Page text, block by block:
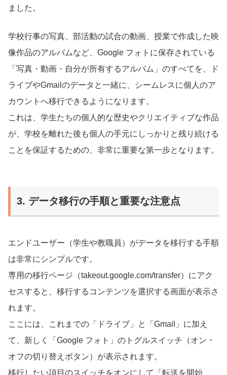
ました。
学校行事の写真、部活動の試合の動画、授業で作成した映
像作品のアルバムなど、Google フォトに保存されている
「写真・動画・自分が所有するアルバム」のすべてを、ド
ライブやGmailのデータと一緒に、シームレスに個人のア
カウントへ移行できるようになります。
これは、学生たちの個人的な歴史やクリエイティブな作品
が、学校を離れた後も個人の手元にしっかりと残り続ける
ことを保証するための、非常に重要な第一歩となります。
3. データ移行の手順と重要な注意点
エンドユーザー（学生や教職員）がデータを移行する手順
は非常にシンプルです。
専用の移行ページ（takeout.google.com/transfer）にアク
セスすると、移行するコンテンツを選択する画面が表示さ
れます。
ここには、これまでの「ドライブ」と「Gmail」に加え
て、新しく「Google フォト」のトグルスイッチ（オン・
オフの切り替えボタン）が表示されます。
移行したい項目のスイッチをオンにして「転送を開始